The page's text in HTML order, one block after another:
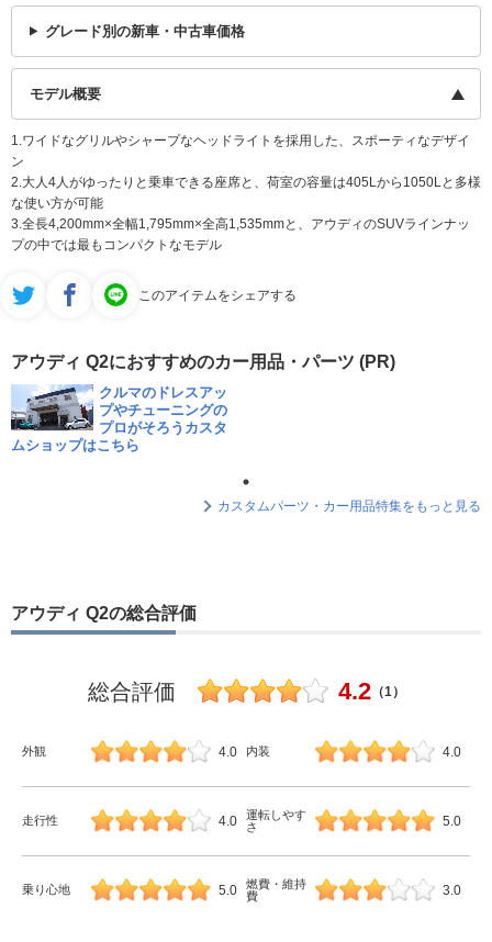
グレード別の新車・中古車価格
モデル概要
1.ワイドなグリルやシャープなヘッドライトを採用した、スポーティなデザイ
ン
2.大人4人がゆったりと乗車できる座席と、荷室の容量は405Lから1050Lと多様
な使い方が可能
3.全長4,200mm×全幅1,795mm×全高1,535mmと、アウディのSUVラインナッ
プの中では最もコンパクトなモデル
このアイテムをシェアする
アウディ Q2におすすめのカー用品・パーツ (PR)
クルマのドレスアッ
プやチューニングの
プロがそろうカスタ
ムショップはこちら
カスタムパーツ・カー用品特集をもっと見る
アウディ Q2の総合評価
総合評価 4.2 （1）
外観 4.0 内装 4.0
走行性 4.0
運転しやす
さ
5.0
乗り心地 5.0
燃費・維持
費
3.0